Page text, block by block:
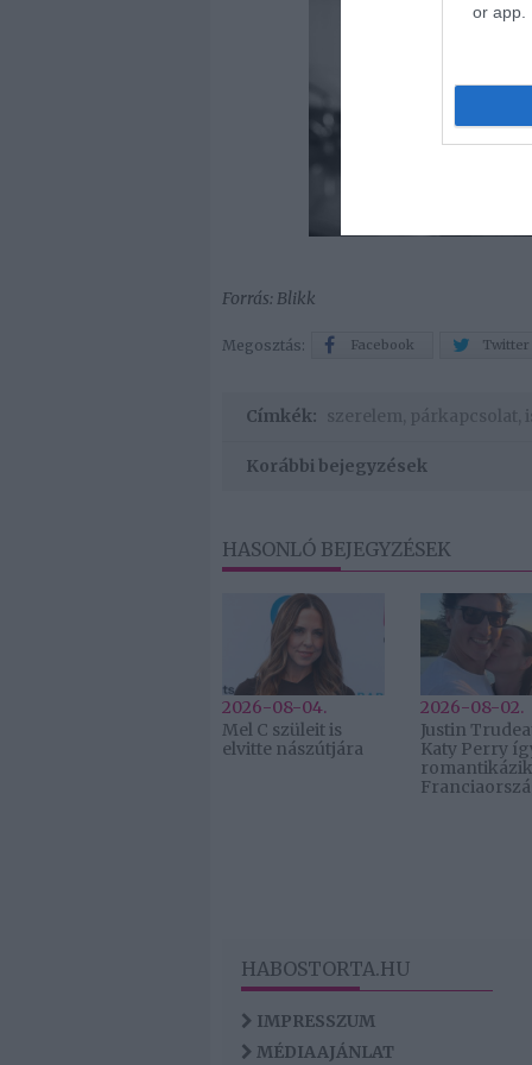
or app.
Forrás: Blikk
Megosztás: Facebook Twitter
Címkék: szerelem párkapcsolat
Korábbi bejegyzések
HASONLÓ BEJEGYZÉSEK
2026-08-04.
Mel C szüleit is
elvitte nászútjára
2026-08-02.
Justin
Katy Perry
romantikázik
HABOSTORTA.HU
IMPRESSZUM
MÉDIAAJÁNLAT